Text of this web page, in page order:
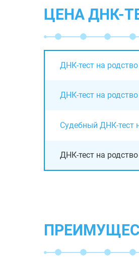
ЦЕНА ДНК-
ДНК-тест на
ДНК-тест на
Судебный ДНК-тест
ДНК-тест на